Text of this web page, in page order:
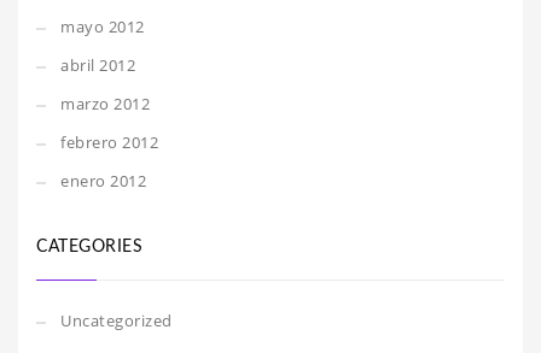
mayo 2012
abril 2012
marzo 2012
febrero 2012
enero 2012
CATEGORIES
Uncategorized